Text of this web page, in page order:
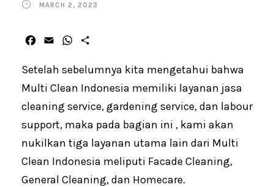
MARCH 2, 2023
c
b
o
o
k
a
l
W
a
s
A
p
a
e
Setelah sebelumnya kita mengetahui bahwa
Multi Clean Indonesia memiliki layanan jasa
cleaning service, gardening service, dan labour
support, maka pada bagian ini , kami akan
nukilkan tiga layanan utama lain dari Multi
Clean Indonesia meliputi Facade Cleaning,
General Cleaning, dan Homecare.